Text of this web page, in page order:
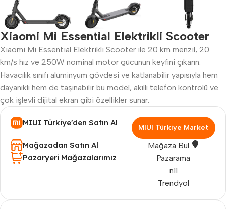
Xiaomi Mi Essential Elektrikli Scooter
Xiaomi Mi Essential Elektrikli Scooter ile 20 km menzil, 20
km/s hız ve 250W nominal motor gücünün keyfini çıkarın.
Havacılık sınıfı alüminyum gövdesi ve katlanabilir yapısıyla hem
dayanıklı hem de taşınabilir bu model, akıllı telefon kontrolü ve
çok işlevli dijital ekran gibi özellikler sunar.
MIUI Türkiye'den Satın Al
MIUI Türkiye Market
Mağazadan Satın Al
Mağaza Bul
Pazaryeri Mağazalarımız
Trendyol
n11
Pazarama